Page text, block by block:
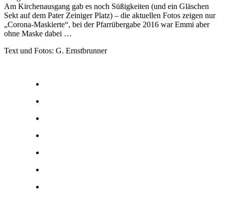
Am Kirchenausgang gab es noch Süßigkeiten (und ein Gläschen
Sekt auf dem Pater Zeiniger Platz) – die aktuellen Fotos zeigen nur
„Corona-Maskierte“, bei der Pfarrübergabe 2016 war Emmi aber
ohne Maske dabei …
Text und Fotos: G. Ernstbrunner